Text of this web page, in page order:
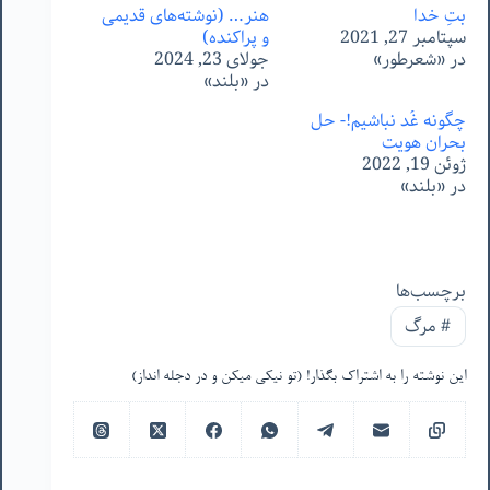
بتِ خدا
سپتامبر 27, 2021
در «شعرطور»
هنر… (نوشته‌های قدیمی
و پراکنده)
جولای 23, 2024
در «بلند»
چگونه غُد نباشیم!- حل
بحران هویت
ژوئن 19, 2022
در «بلند»
برچسب‌ها
#مرگ
این نوشته را به اشتراک بگذار! (تو نیکی میکن و در دجله انداز)